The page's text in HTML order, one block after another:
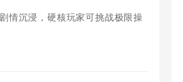
情沉浸，硬核玩家可挑战极限操